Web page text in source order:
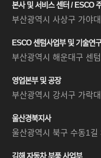
본사 및 서비스 센터 / ESCO
부산광역시 사상구 가야
ESCO 센텀사업부 및 기술연
부산광역시 해운대구 센
영업본부 및 공장
부산광역시 강서구 가락
울산경북지사
울산광역시 북구 수동1길
김해 자동차 부품 사업부